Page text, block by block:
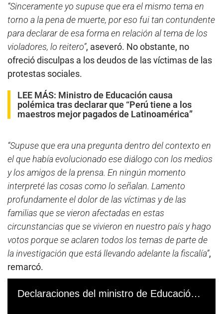
“Sinceramente yo supuse que era el mismo tema en
torno a la pena de muerte, por eso fui tan contundente
para declarar de esa forma en relación al tema de los
violadores, lo reitero”, aseveró. No obstante, no
ofreció disculpas a los deudos de las víctimas de las
protestas sociales.
LEE MÁS: Ministro de Educación causa
polémica tras declarar que “Perú tiene a los
maestros mejor pagados de Latinoamérica”
“Supuse que era una pregunta dentro del contexto en
el que había evolucionado ese diálogo con los medios
y los amigos de la prensa. En ningún momento
interpreté las cosas como lo señalan. Lamento
profundamente el dolor de las víctimas y de las
familias que se vieron afectadas en estas
circunstancias que se vivieron en nuestro país y hago
votos porque se aclaren todos los temas de parte de
la investigación que está llevando adelante la fiscalía”,
remarcó.
Declaraciones del ministro de Educación, Morgan Quero